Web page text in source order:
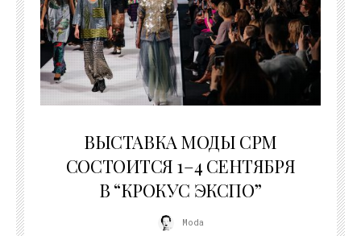
ВЫСТАВКА МОДЫ CPM
СОСТОИТСЯ 1–4 СЕНТЯБРЯ
В “КРОКУС ЭКСПО”
Moda